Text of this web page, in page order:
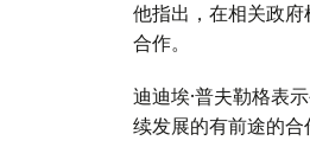
他指出，在相关政
合作。
迪迪埃·普夫勒格表
续发展的有前途的合